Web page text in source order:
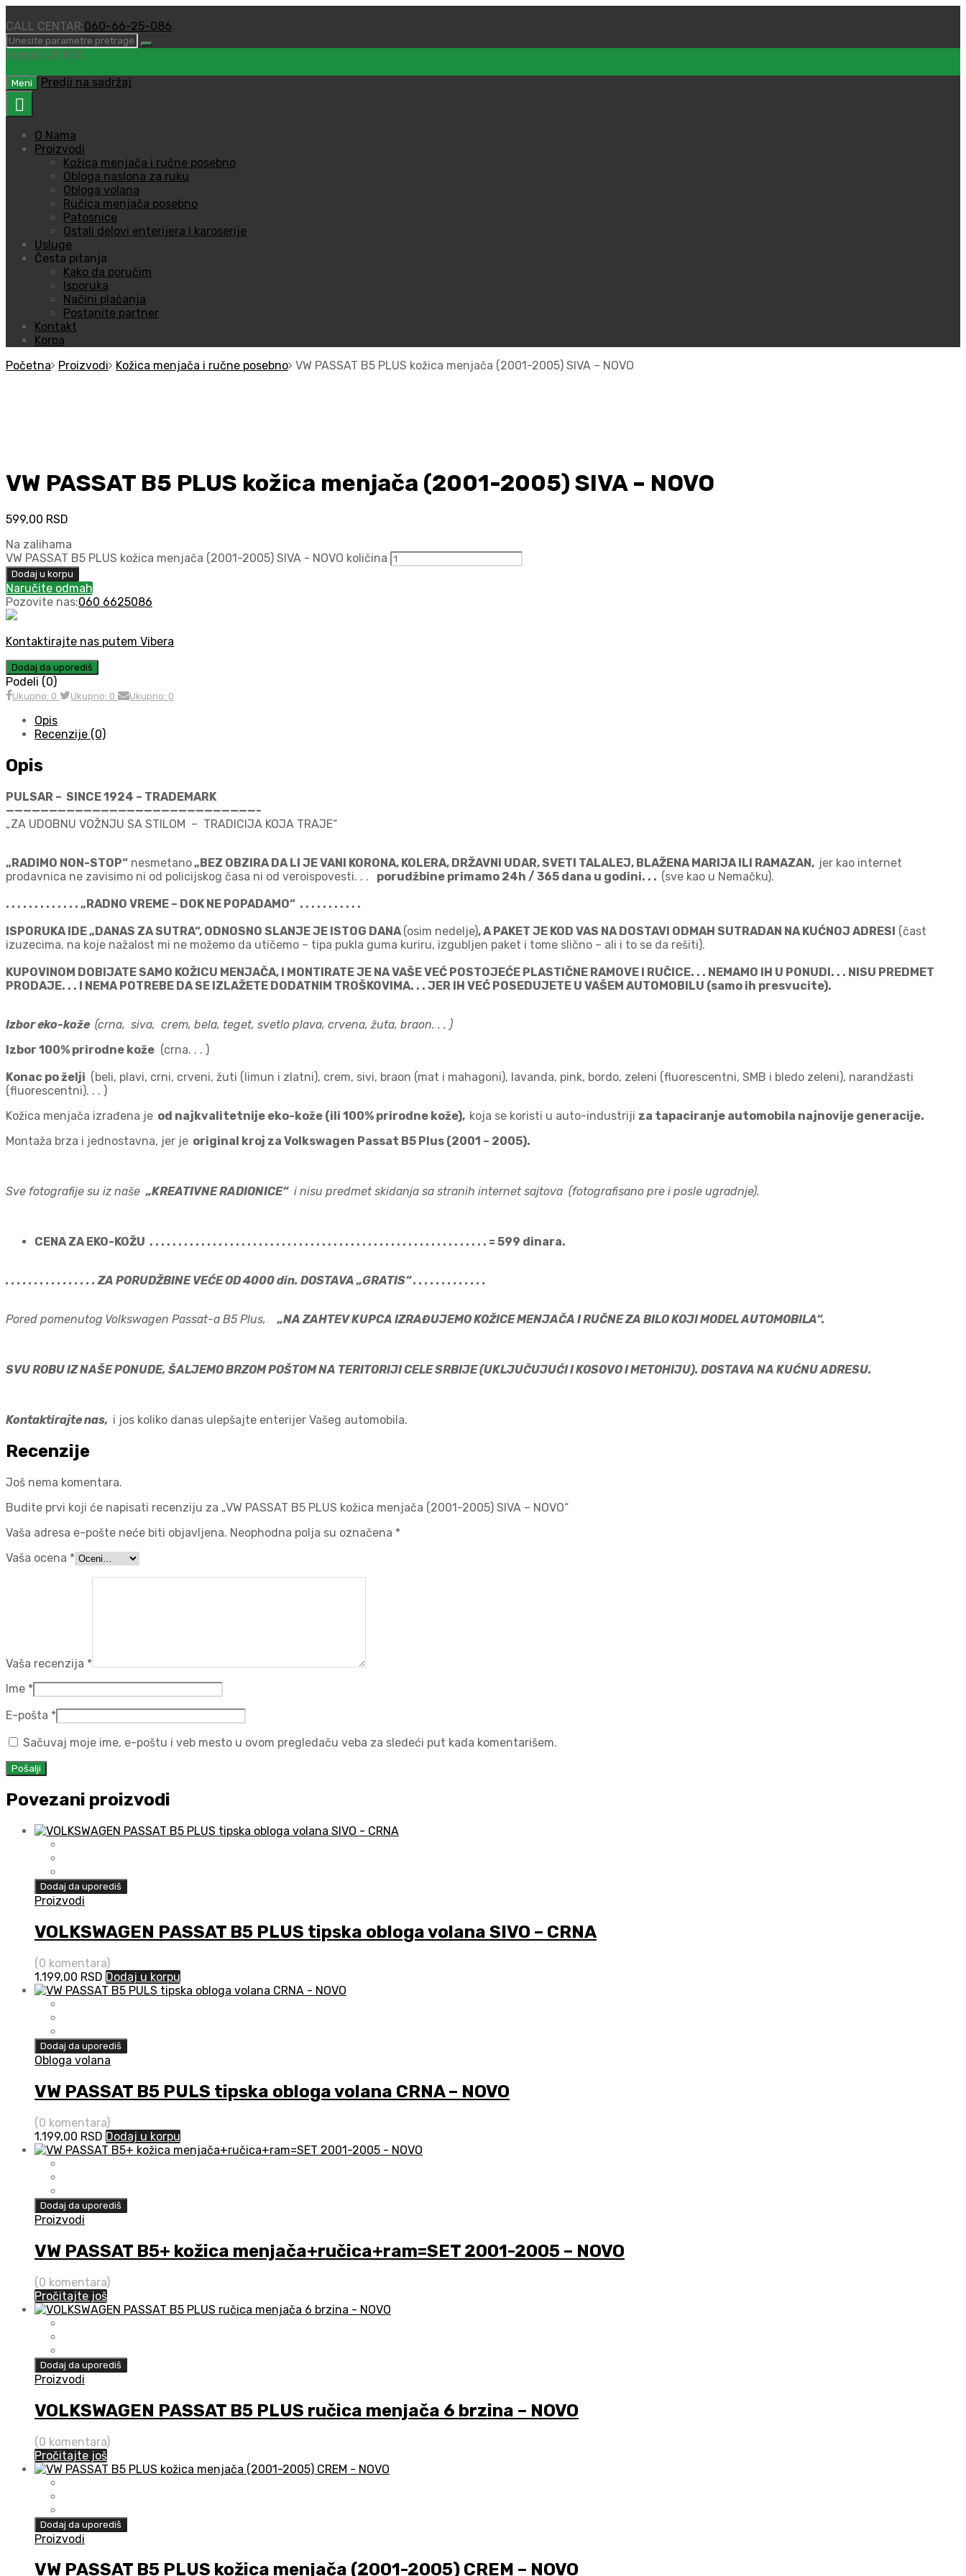
CALL CENTAR:060-66-25-086
Korpa0,00 RSD
Meni Predji na sadržaj
O Nama
Proizvodi
Kožica menjača i ručne posebno
Obloga naslona za ruku
Obloga volana
Ručica menjača posebno
Patosnice
Ostali delovi enterijera i karoserije
Usluge
Česta pitanja
Kako da poručim
Isporuka
Načini plaćanja
Postanite partner
Kontakt
Korpa
Početna
Proizvodi Kožica menjača i ručne posebno VW PASSAT B5 PLUS kožica menjača (2001-2005) SIVA – NOVO
VW PASSAT B5 PLUS kožica menjača (2001-2005) SIVA – NOVO
599,00 RSD
Na zalihama
VW PASSAT B5 PLUS kožica menjača (2001-2005) SIVA - NOVO količina
Dodaj u korpu
Naručite odmah
Pozovite nas:060 6625086
Kontaktirajte nas putem Vibera
Dodaj da uporediš
Podeli (0)
Ukupno: 0 Ukupno: 0 Ukupno: 0
Opis
Recenzije (0)
Opis
PULSAR – SINCE 1924 – TRADEMARK
—————————————————————————————-
„ZA UDOBNU VOŽNJU SA STILOM – TRADICIJA KOJA TRAJE“
„RADIMO NON-STOP“ nesmetano „BEZ OBZIRA DA LI JE VANI KORONA, KOLERA, DRŽAVNI UDAR, SVETI TALALEJ, BLAŽENA MARIJA ILI RAMAZAN, jer kao internet
prodavnica ne zavisimo ni od policijskog časa ni od veroispovesti. . .
porudžbine primamo 24h / 365 dana u godini. . . (sve kao u Nemačku).
. . . . . . . . . . . . . „RADNO VREME – DOK NE POPADAMO“ . . . . . . . . . . .
ISPORUKA IDE „DANAS ZA SUTRA“, ODNOSNO SLANJE JE ISTOG DANA (osim nedelje), A PAKET JE KOD VAS NA DOSTAVI ODMAH SUTRADAN NA KUĆNOJ ADRESI (čast
izuzecima, na koje nažalost mi ne možemo da utičemo – tipa pukla guma kuriru, izgubljen paket i tome slično – ali i to se da rešiti).
KUPOVINOM DOBIJATE SAMO KOŽICU MENJAČA, I MONTIRATE JE NA VAŠE VEĆ POSTOJEĆE PLASTIČNE RAMOVE I RUČICE. . . NEMAMO IH U PONUDI. . . NISU PREDMET
PRODAJE. . . I NEMA POTREBE DA SE IZLAŽETE DODATNIM TROŠKOVIMA. . . JER IH VEĆ POSEDUJETE U VAŠEM AUTOMOBILU (samo ih presvucite).
Izbor eko-kože (crna, siva, crem, bela, teget, svetlo plava, crvena, žuta, braon. . . )
Izbor 100% prirodne kože (crna. . . )
Konac po želji (beli, plavi, crni, crveni, žuti (limun i zlatni), crem, sivi, braon (mat i mahagoni), lavanda, pink, bordo, zeleni (fluorescentni, SMB i bledo zeleni), narandžasti
(fluorescentni). . . )
Kožica menjača izrađena je od najkvalitetnije eko-kože (ili 100% prirodne kože), koja se koristi u auto-industriji za tapaciranje automobila najnovije generacije.
Montaža brza i jednostavna, jer je original kroj za Volkswagen Passat B5 Plus (2001 – 2005).
Sve fotografije su iz naše „KREATIVNE RADIONICE“i nisu predmet skidanja sa stranih internet sajtova (fotografisano pre i posle ugradnje).
CENA ZA EKO-KOŽU . . . . . . . . . . . . . . . . . . . . . . . . . . . . . . . . . . . . . . . . . . . . . . . . . . . . . . . . . . . = 599 dinara.
. . . . . . . . . . . . . . . . ZA PORUDŽBINE VEĆE OD 4000 din. DOSTAVA „GRATIS“ . . . . . . . . . . . . .
Pored pomenutog Volkswagen Passat-a B5 Plus, „NA ZAHTEV KUPCA IZRAĐUJEMO KOŽICE MENJAČA I RUČNE ZA BILO KOJI MODEL AUTOMOBILA“.
SVU ROBU IZ NAŠE PONUDE, ŠALJEMO BRZOM POŠTOM NA TERITORIJI CELE SRBIJE (UKLJUČUJUĆI I KOSOVO I METOHIJU). DOSTAVA NA KUĆNU ADRESU.
Kontaktirajte nas, i jos koliko danas ulepšajte enterijer Vašeg automobila.
Recenzije
Još nema komentara.
Budite prvi koji će napisati recenziju za „VW PASSAT B5 PLUS kožica menjača (2001-2005) SIVA – NOVO“
Vaša adresa e-pošte neće biti objavljena. Neophodna polja su označena *
Vaša ocena *
Vaša recenzija *
Ime *
E-pošta *
Sačuvaj moje ime, e-poštu i veb mesto u ovom pregledaču veba za sledeći put kada komentarišem.
Povezani proizvodi
Dodaj da uporediš
Proizvodi
VOLKSWAGEN PASSAT B5 PLUS tipska obloga volana SIVO – CRNA
(0 komentara)
1.199,00 RSD Dodaj u korpu
Dodaj da uporediš
Obloga volana
VW PASSAT B5 PULS tipska obloga volana CRNA – NOVO
(0 komentara)
1.199,00 RSD Dodaj u korpu
Dodaj da uporediš
Proizvodi
VW PASSAT B5+ kožica menjača+ručica+ram=SET 2001-2005 – NOVO
(0 komentara)
Pročitajte još
Dodaj da uporediš
Proizvodi
VOLKSWAGEN PASSAT B5 PLUS ručica menjača 6 brzina – NOVO
(0 komentara)
Pročitajte još
Dodaj da uporediš
Proizvodi
VW PASSAT B5 PLUS kožica menjača (2001-2005) CREM – NOVO